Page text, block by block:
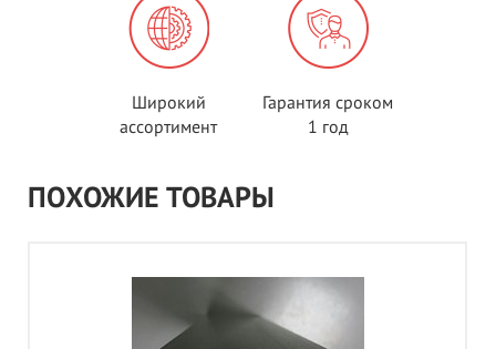
Широкий
ассортимент
Гарантия сроком
1 год
ПОХОЖИЕ ТОВАРЫ